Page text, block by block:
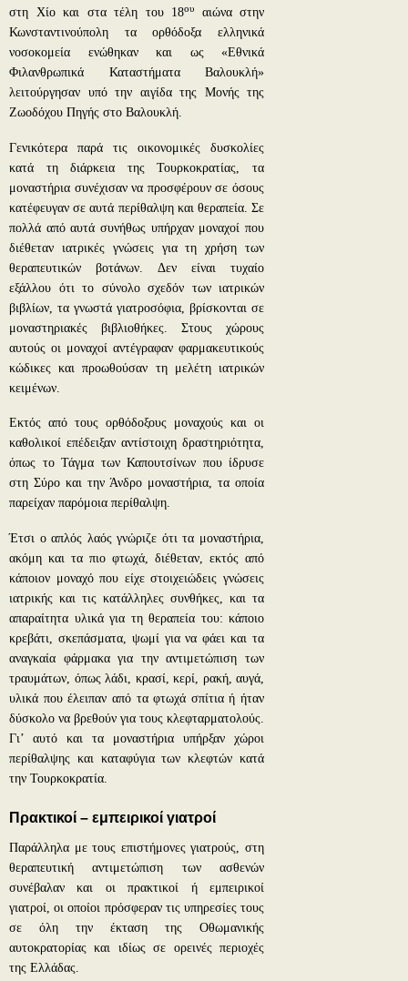
στη Χίο και στα τέλη του 18ου
αιώνα στην
Κωνσταντινούπολη τα ορθόδοξα ελληνικά
νοσοκομεία ενώθηκαν και ως «Εθνικά
Φιλανθρωπικά Καταστήματα Βαλουκλή»
λειτούργησαν υπό την αιγίδα της Μονής της
Ζωοδόχου Πηγής στο Βαλουκλή.
Γενικότερα παρά τις οικονομικές δυσκολίες
κατά τη διάρκεια της Τουρκοκρατίας, τα
μοναστήρια συνέχισαν να προσφέρουν σε όσους
κατέφευγαν σε αυτά περίθαλψη και θεραπεία. Σε
πολλά από αυτά συνήθως υπήρχαν μοναχοί που
διέθεταν ιατρικές γνώσεις για τη χρήση των
θεραπευτικών βοτάνων. Δεν είναι τυχαίο
εξάλλου ότι το σύνολο σχεδόν των ιατρικών
βιβλίων, τα γνωστά γιατροσόφια, βρίσκονται σε
μοναστηριακές βιβλιοθήκες. Στους χώρους
αυτούς οι μοναχοί αντέγραφαν φαρμακευτικούς
κώδικες και προωθούσαν τη μελέτη ιατρικών
κειμένων.
Εκτός από τους ορθόδοξους μοναχούς και οι
καθολικοί επέδειξαν αντίστοιχη δραστηριότητα,
όπως το Τάγμα των Καπουτσίνων που ίδρυσε
στη Σύρο και την Άνδρο μοναστήρια, τα οποία
παρείχαν παρόμοια περίθαλψη.
Έτσι ο απλός λαός γνώριζε ότι τα μοναστήρια,
ακόμη και τα πιο φτωχά, διέθεταν, εκτός από
κάποιον μοναχό που είχε στοιχειώδεις γνώσεις
ιατρικής και τις κατάλληλες συνθήκες, και τα
απαραίτητα υλικά για τη θεραπεία του: κάποιο
κρεβάτι, σκεπάσματα, ψωμί για να φάει και τα
αναγκαία φάρμακα για την αντιμετώπιση των
τραυμάτων, όπως λάδι, κρασί, κερί, ρακή, αυγά,
υλικά που έλειπαν από τα φτωχά σπίτια ή ήταν
δύσκολο να βρεθούν για τους κλεφταρματολούς.
Γι’ αυτό και τα μοναστήρια υπήρξαν χώροι
περίθαλψης και καταφύγια των κλεφτών κατά
την Τουρκοκρατία.
Πρακτικοί – εμπειρικοί γιατροί
Παράλληλα με τους επιστήμονες γιατρούς, στη
θεραπευτική αντιμετώπιση των ασθενών
συνέβαλαν και οι πρακτικοί ή εμπειρικοί
γιατροί, οι οποίοι πρόσφεραν τις υπηρεσίες τους
σε όλη την έκταση της Οθωμανικής
αυτοκρατορίας και ιδίως σε ορεινές περιοχές
της Ελλάδας.